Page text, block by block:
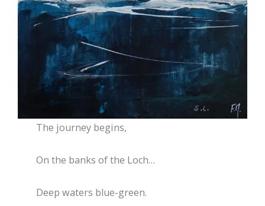
The journey begins,
On the banks of the Loch…
Deep waters blue-green.